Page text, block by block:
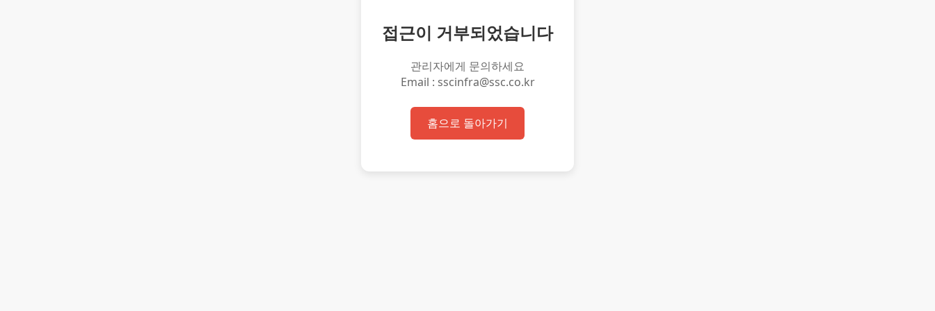
접근이 거부되었습니다
관리자에게 문의하세요
Email : sscinfra@ssc.co.kr
홈으로 돌아가기